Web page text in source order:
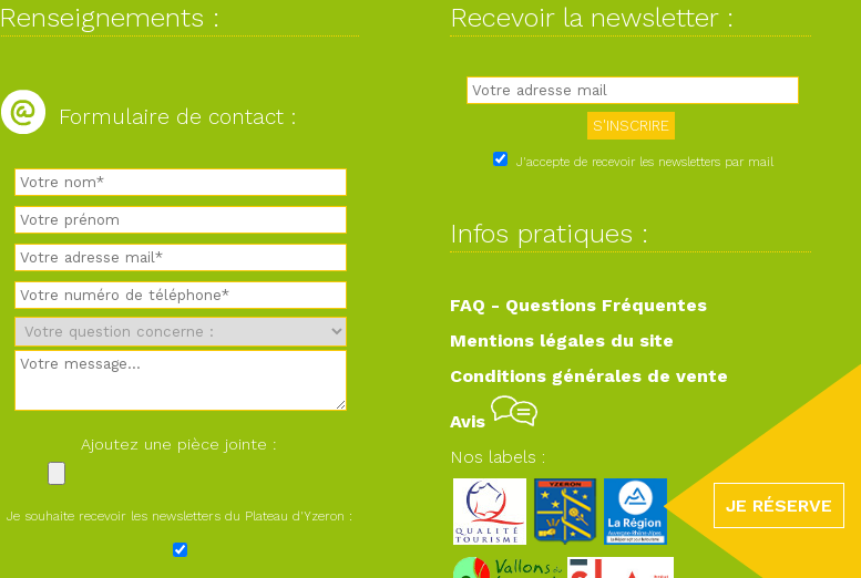
JE RÉSERVE
Renseignements :
Formulaire de contact :
Ajoutez une pièce jointe :
Je souhaite recevoir les newsletters du Plateau d'Yzeron :
Recevoir la newsletter :
J'accepte de recevoir les newsletters par mail
Infos pratiques :
FAQ - Questions Fréquentes
Mentions légales du site
Conditions générales de vente
Avis
Nos labels :